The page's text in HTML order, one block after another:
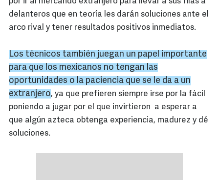
delanteros que en teoría les darán soluciones ante el
arco rival y tener resultados positivos inmediatos.
Los técnicos también juegan un papel importante
para que los mexicanos no tengan las
oportunidades o la paciencia que se le da a un
extranjero, ya que prefieren siempre irse por la fácil
poniendo a jugar por el que invirtieron a esperar a
que algún azteca obtenga experiencia, madurez y dé
soluciones.